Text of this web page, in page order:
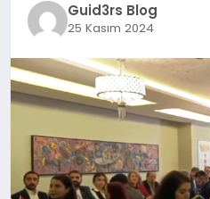
Guid3rs Blog
25 Kasım 2024